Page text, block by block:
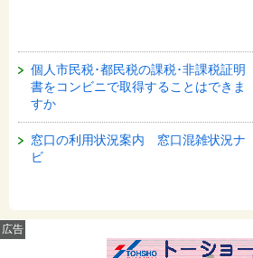
個人市民税･都民税の課税･非課税証明
書をコンビニで取得することはできま
すか
窓口の利用状況案内 窓口混雑状況ナ
ビ
広告